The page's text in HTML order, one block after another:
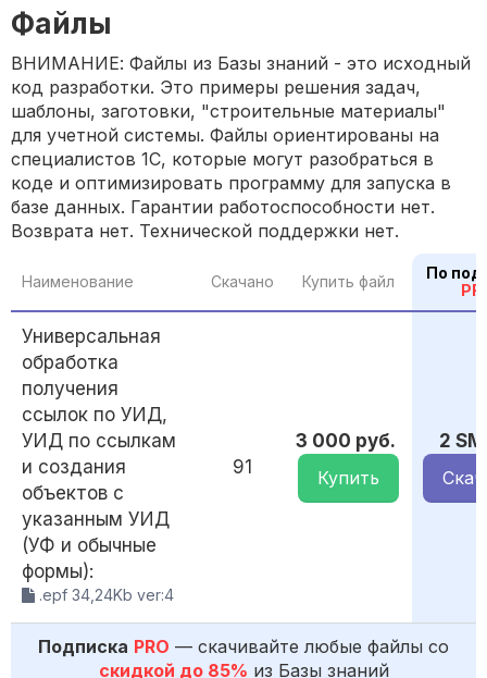
Файлы
ВНИМАНИЕ: Файлы из Базы знаний - это исходный
код разработки. Это примеры решения задач,
шаблоны, заготовки, "строительные материалы"
для учетной системы. Файлы ориентированы на
специалистов 1С, которые могут разобраться в
коде и оптимизировать программу для запуска в
базе данных. Гарантии работоспособности нет.
Возврата нет. Технической поддержки нет.
Наименование Скачано Купить файл
По
Универсальная
обработка
получения
ссылок по УИД,
УИД по ссылкам
и создания
объектов с
указанным УИД
(УФ и обычные
формы):
.epf 34,24Kb ver:4
91
3 000 руб.
Купить
2 SM
Подписка PRO — скачивайте любые файлы со
скидкой до 85% из Базы знаний